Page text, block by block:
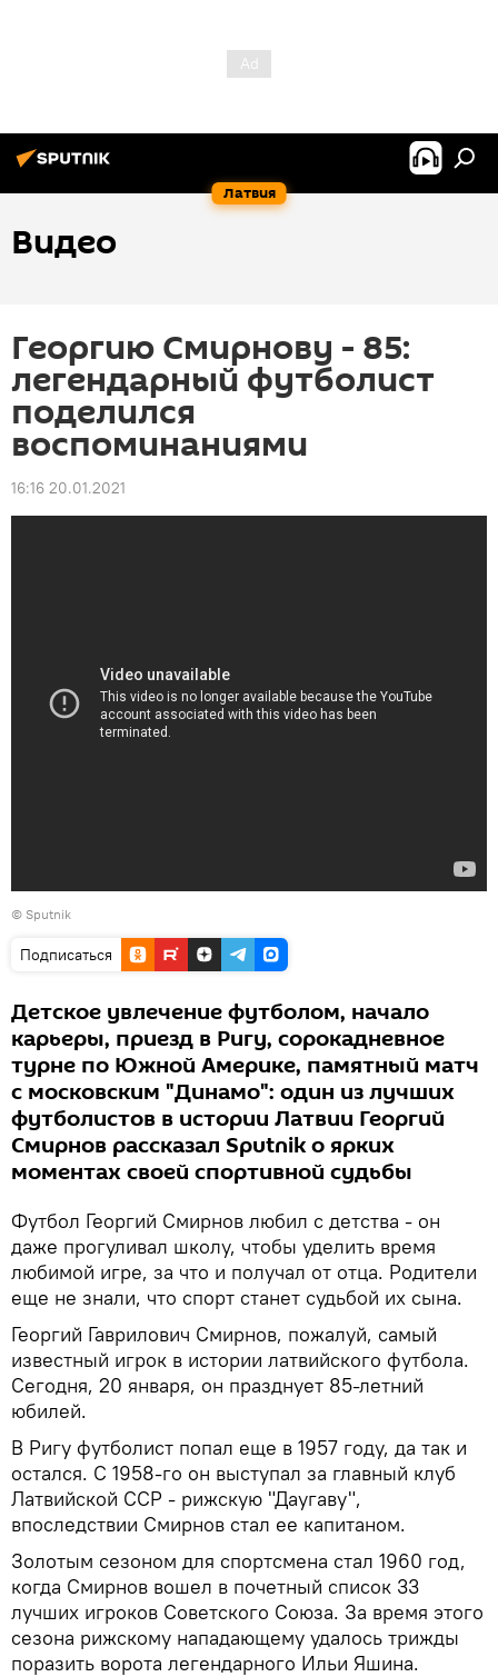
Латвия
Видео
Георгию Смирнову - 85:
легендарный футболист
поделился
воспоминаниями
16:16 20.01.2021
© Sputnik
Подписаться
Детское увлечение футболом, начало
карьеры, приезд в Ригу, сорокадневное
турне по Южной Америке, памятный матч
с московским "Динамо": один из лучших
футболистов в истории Латвии Георгий
Смирнов рассказал Sputnik о ярких
моментах своей спортивной судьбы
Футбол Георгий Смирнов любил с детства - он
даже прогуливал школу, чтобы уделить время
любимой игре, за что и получал от отца. Родители
еще не знали, что спорт станет судьбой их сына.
Георгий Гаврилович Смирнов, пожалуй, самый
известный игрок в истории латвийского футбола.
Сегодня, 20 января, он празднует 85-летний
юбилей.
В Ригу футболист попал еще в 1957 году, да так и
остался. С 1958-го он выступал за главный клуб
Латвийской ССР - рижскую "Даугаву",
впоследствии Смирнов стал ее капитаном.
Золотым сезоном для спортсмена стал 1960 год,
когда Смирнов вошел в почетный список 33
лучших игроков Советского Союза. За время этого
сезона рижскому нападающему удалось трижды
поразить ворота легендарного Ильи Яшина.